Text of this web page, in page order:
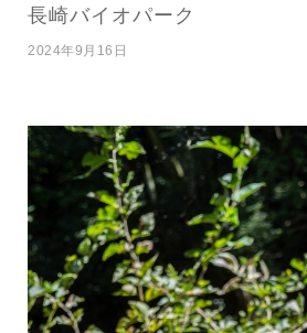
長崎バイオパーク
2024年9月16日